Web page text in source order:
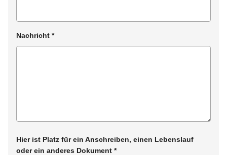
Nachricht *
Hier ist Platz für ein Anschreiben, einen Lebenslauf
oder ein anderes Dokument *